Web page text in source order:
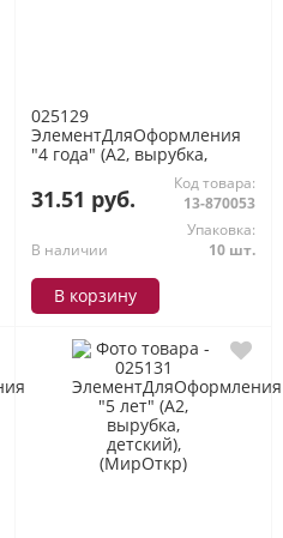
025129
ЭлементДляОформления
"4 года" (А2, вырубка,
детский), (МирОткр)
31.51 руб.
Код товара:
13-870053
В наличии
Упаковка:
10 шт.
В корзину